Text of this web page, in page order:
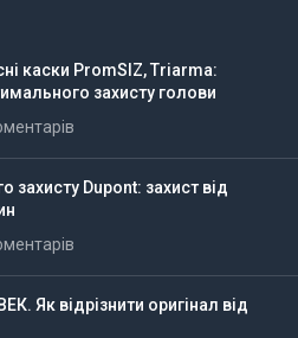
каски PromSIZ, Triarma:
захисту голови
захисту Dupont: захист від
Як відрізнити оригінал від